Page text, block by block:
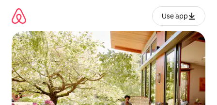
kwenda
kwenye
maudhui
Use app